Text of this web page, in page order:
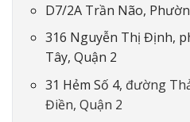
D7/2A Trần Não,
316 Nguyễn Thị Định,
Tây, Quận 2
31 Hẻm Số 4, đường
Điền, Quận 2